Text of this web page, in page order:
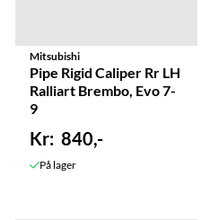
Mitsubishi
Pipe Rigid Caliper Rr LH
Ralliart Brembo, Evo 7-
9
840,-
På lager